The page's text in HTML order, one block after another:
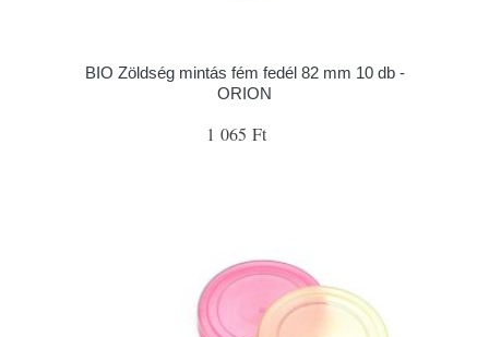
BIO Zöldség mintás fém fedél 82 mm 10 db -
ORION
1 065 Ft